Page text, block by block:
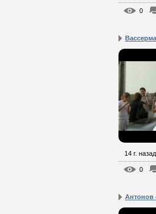
0
14 г. назад
0
Антонов